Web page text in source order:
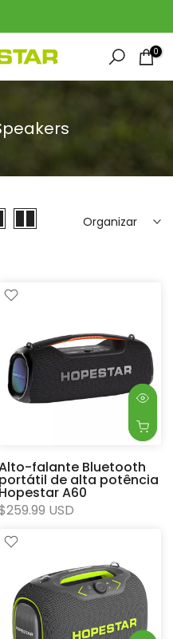
0
Organizar
falante Bluetooth
portátil de alta potência
Hopestar A60
USD